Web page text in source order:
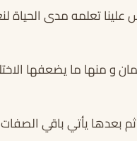
علينا تعلمه مدى
و منها ما يضعفها
بعدها يأتي باقي